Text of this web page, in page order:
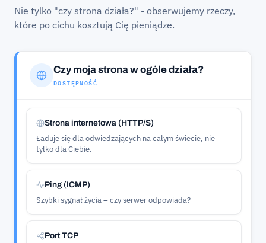
Nie tylko "czy strona działa?" - obserwujemy rzeczy,
które po cichu kosztują Cię pieniądze.
Czy moja strona w ogóle działa?
DOSTĘPNOŚĆ
Strona internetowa (HTTP/S)
Ładuje się dla odwiedzających na całym świecie, nie
tylko dla Ciebie.
Ping (ICMP)
Szybki sygnał życia – czy serwer odpowiada?
Port TCP